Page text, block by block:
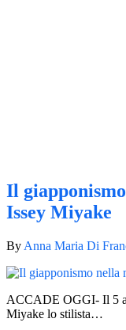
Il
Issey Miyake
By Anna Maria Di
ACCADE OGGI- Il 5
Miyake lo stilista…